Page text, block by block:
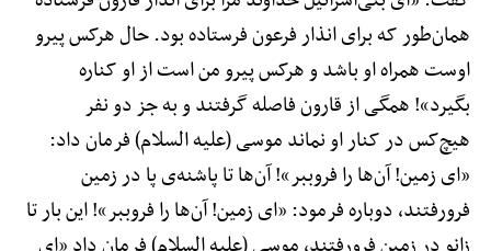
همان‌طور که برای انذار فرعون فرستاده بود. حال هرکس پیرو
اوست همراه او باشد و هرکس پیرو من است از او کناره
بگیرد»! همگی از قارون فاصله گرفتند و به جز دو نفر
هیچ‌کس در کنار او نماند موسی (علیه السلام) فرمان داد:
«ای زمین! آن‌ها را فروببر»! آن‌ها تا پاشنه‌ی پا در زمین
فرورفتند، دوباره فرمود: «ای زمین! آن‌ها را فروببر»! این بار تا